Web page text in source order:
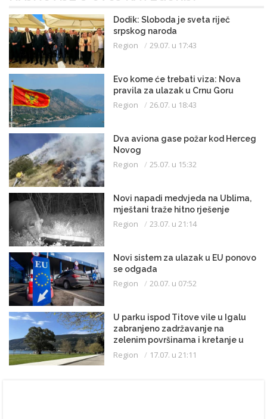
Dodik: Sloboda je sveta riječ
srpskog naroda
Region 29.07. u 17:43
Evo kome će trebati viza: Nova
pravila za ulazak u Crnu Goru
Region 26.07. u 18:43
Dva aviona gase požar kod Herceg
Novog
Region 25.07. u 15:32
Novi napadi medvjeda na Ublima,
mještani traže hitno rješenje
Region 23.07. u 21:14
Novi sistem za ulazak u EU ponovo
se odgađa
Region 20.07. u 07:52
U parku ispod Titove vile u Igalu
zabranjeno zadržavanje na
zelenim površinama i kretanje u
kupaćem kostimu
Region 17.07. u 21:11